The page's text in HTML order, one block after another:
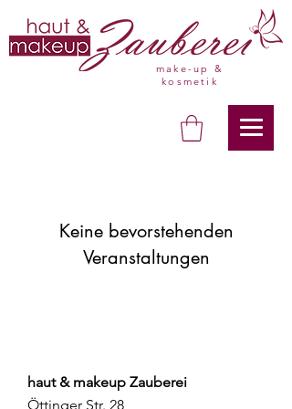
make-up &
kosmetik
Keine bevorstehenden
Veranstaltungen
haut & makeup Zauberei
Öttinger Str. 28